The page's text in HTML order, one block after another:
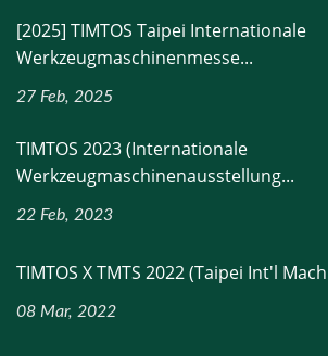
[2025] TIMTOS Taipei Internationale
Werkzeugmaschinenmesse...
27 Feb, 2025
TIMTOS 2023 (Internationale
Werkzeugmaschinenausstellung...
22 Feb, 2023
TIMTOS X TMTS 2022 (Taipei Int'l
08 Mar, 2022